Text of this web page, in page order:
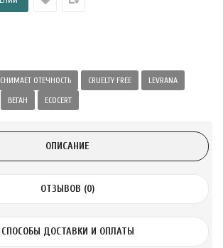
СНИМАЕТ ОТЕЧНОСТЬ CRUELTY FREE
LEVRANA
ВЕГАН ECOCERT
ОПИСАНИЕ
ОТЗЫВОВ (0)
СПОСОБЫ ДОСТАВКИ И ОПЛАТЫ